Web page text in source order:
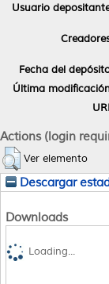
Usuario
Fecha del
Última
Actions (login
Ver elemento
Descargar
Downloads
Loading...